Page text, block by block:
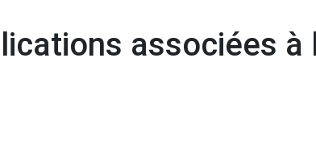
associées à